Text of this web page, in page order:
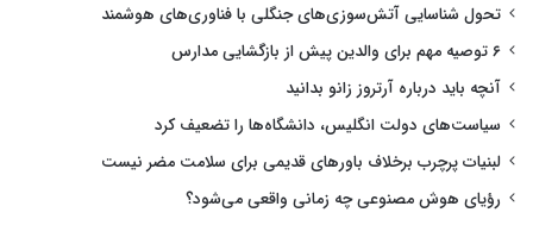
تحول شناسایی آتش‌سوزی‌های جنگلی با فناوری‌های هوشمند
۶ توصیه مهم برای والدین پیش از بازگشایی مدارس
آنچه باید درباره آرتروز زانو بدانید
سیاست‌های دولت انگلیس، دانشگاه‌ها را تضعیف کرد
لبنیات پرچرب برخلاف باورهای قدیمی برای سلامت مضر نیست
رؤیای هوش مصنوعی چه زمانی واقعی می‌شود؟